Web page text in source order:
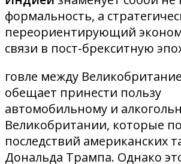
формальность, а
переориентирующий
связи в пост-брекситную
говле между
обещает принести пользу
автомобильному и
Великобритании, которые
последствий американских
Дональда Трампа. Однако